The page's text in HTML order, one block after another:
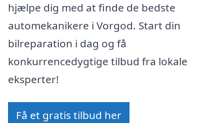
hjælpe dig med at finde de bedste
automekanikere i Vorgod. Start din
bilreparation i dag og få
konkurrencedygtige tilbud fra lokale
eksperter!
Få et gratis tilbud her